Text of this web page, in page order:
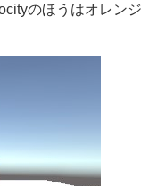
のほうはオレンジ